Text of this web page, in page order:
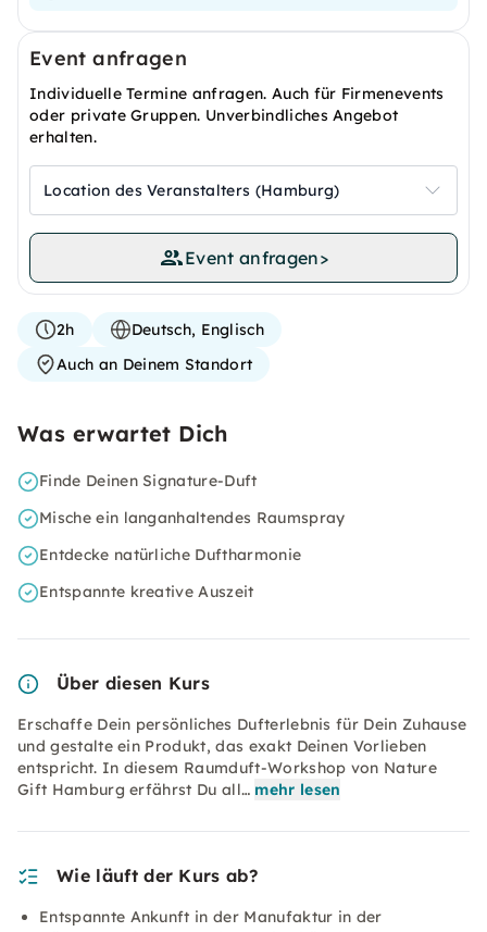
Event anfragen
Individuelle Termine anfragen. Auch für Firmenevents
oder private Gruppen. Unverbindliches Angebot
erhalten.
Location des Veranstalters (Hamburg)
Event anfragen>
2h
Deutsch, Englisch
Auch an Deinem Standort
Was erwartet Dich
Finde Deinen Signature-Duft
Mische ein langanhaltendes Raumspray
Entdecke natürliche Duftharmonie
Entspannte kreative Auszeit
Über diesen Kurs
Erschaffe Dein persönliches Dufterlebnis für Dein Zuhause
und gestalte ein Produkt, das exakt Deinen Vorlieben
entspricht. In diesem Raumduft-Workshop von Nature
Gift Hamburg erfährst Du all… mehr lesen
Wie läuft der Kurs ab?
Entspannte Ankunft in der Manufaktur in der